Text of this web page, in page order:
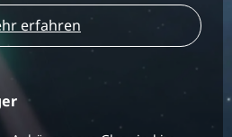
erfahren